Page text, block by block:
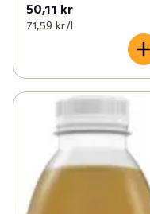
50,11 kr
71,59 kr /l